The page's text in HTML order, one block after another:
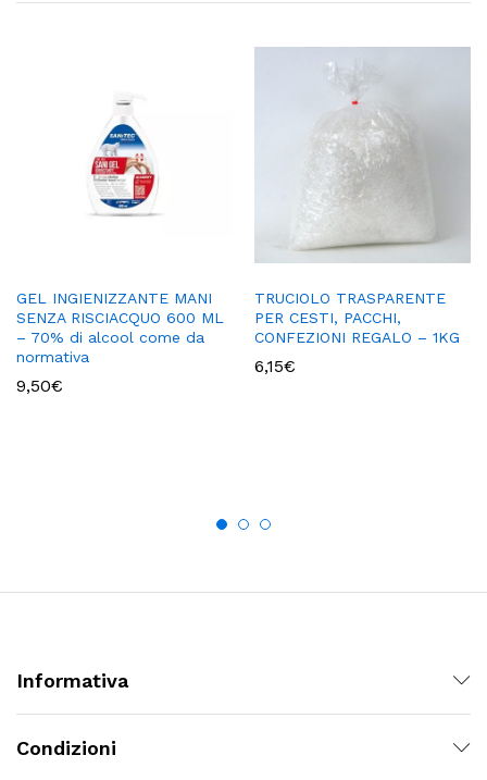
GEL INGIENIZZANTE MANI
SENZA RISCIACQUO 600 ML
– 70% di alcool come da
normativa
9,50€
TRUCIOLO TRASPARENTE
PER CESTI, PACCHI,
CONFEZIONI REGALO – 1KG
6,15€
Informativa
Condizioni